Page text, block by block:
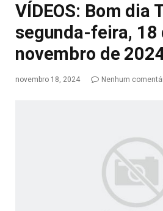
VÍDEOS: Bom dia
segunda-feira, 18
novembro de
novembro 18, 2024 Nenhum